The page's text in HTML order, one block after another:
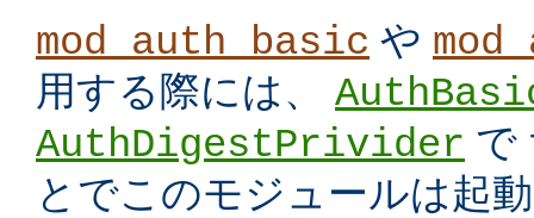
mod_auth_basic や
用する際には、
AuthDigestPrivider で
とでこのモジュールは起